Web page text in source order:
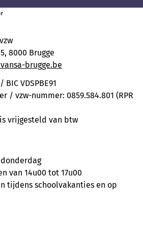
8000 Brugge
brugge.be
BIC VDSPBE91
/ vzw-nummer: 0859.584.801 (RPR
vrijgesteld van btw
van 14u00 tot 17u00
tijdens schoolvakanties en op